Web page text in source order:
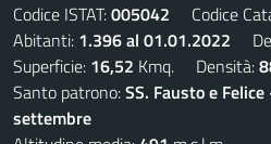
Codice ISTAT:005042 Codice
Abitanti: 1.396 al 01.01.2022
Superficie: 16,52 Kmq. Densità:
Santo patrono:SS. Fausto e
settembre